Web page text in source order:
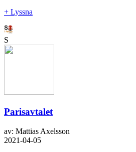
+ Lyssna
S
Parisavtalet
av: Mattias Axelsson
2021-04-05